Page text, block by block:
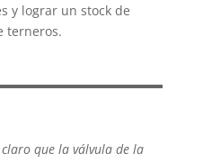
y lograr un stock de
terneros.
que la válvula de la